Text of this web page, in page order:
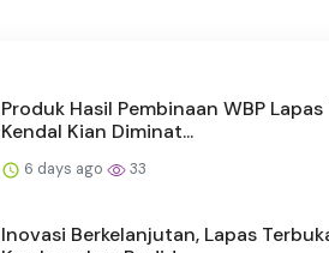
Produk Hasil Pembinaan WBP
Kendal Kian Diminat...
6 days ago 33
Inovasi Berkelanjutan, Lapas